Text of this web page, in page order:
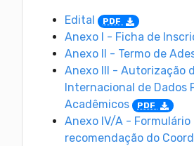
Edital PDF
Anexo I - Ficha de
Anexo II - Termo de
Anexo III - Autorização
Internacional de Dados
Acadêmicos
PDF
Anexo IV/A - Formulário
recomendação do